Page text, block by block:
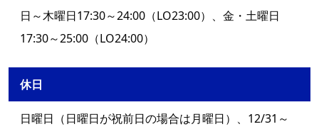
日～木曜日17:30～24:00（LO23:00）、金・土曜日
17:30～25:00（LO24:00）
休日
日曜日（日曜日が祝前日の場合は月曜日）、12/31～